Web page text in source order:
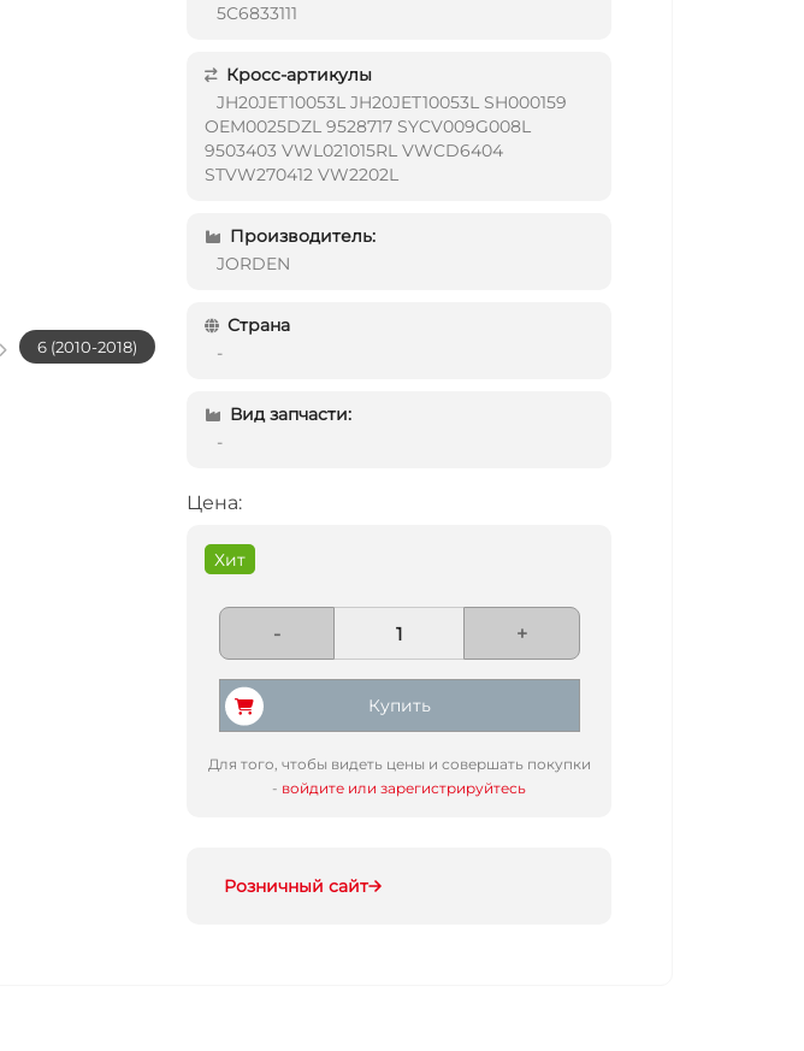
6 (2010-2018)
5C6833111
Кросс-артикулы
JH20JET10053L JH20JET10053L SH000159
OEM0025DZL 9528717 SYCV009G008L
9503403 VWL021015RL VWCD6404
STVW270412 VW2202L
Производитель:
JORDEN
Страна
-
Вид запчасти:
-
Цена:
Хит
- +
Купить
Для того, чтобы видеть цены и совершать покупки
- войдите или зарегистрируйтесь
Розничный сайт